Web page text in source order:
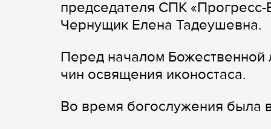
председателя СПК
Чернущик Елена Тадеушевна.
Перед началом Божественной
чин освящения иконостаса.
Во время богослужения была